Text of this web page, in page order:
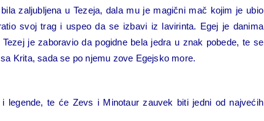
zaljubljena u Tezeja, dala mu je magični mač kojim je ubio
svoj trag i uspeo da se izbavi iz lavirinta. Egej je danima
je zaboravio da pogidne bela jedra u znak pobede, te se
Krita, sada se po njemu zove Egejsko more.
legende, te će Zevs i Minotaur zauvek biti jedni od najvećih